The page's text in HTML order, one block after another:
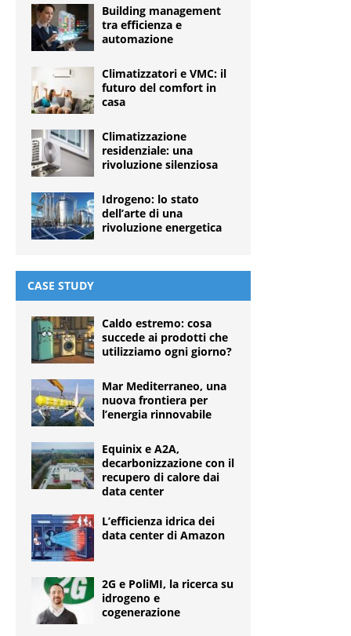
Building management
tra efficienza e
automazione
Climatizzatori e VMC: il
futuro del comfort in
casa
Climatizzazione
residenziale: una
rivoluzione silenziosa
Idrogeno: lo stato
dell’arte di una
rivoluzione energetica
CASE STUDY
Caldo estremo: cosa
succede ai prodotti che
utilizziamo ogni giorno?
Mar Mediterraneo, una
nuova frontiera per
l’energia rinnovabile
Equinix e A2A,
decarbonizzazione con il
recupero di calore dai
data center
L’efficienza idrica dei
data center di Amazon
2G e PoliMI, la ricerca su
idrogeno e
cogenerazione